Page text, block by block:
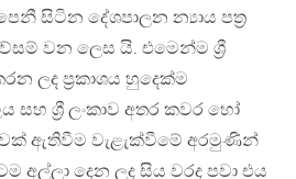
සිටින දේශපාලන න්‍යාය පත්‍ර
වන ලෙස යි. එමෙන්ම ශ්‍රී
ලද ප්‍රකාශය හුදෙක්ම
සහ ශ්‍රී ලංකාව අතර කවර හෝ
ඇතිවීම වැළැක්වීමේ අරමුණින්
අල්ලා දෙන ලද සිය වරද පවා එය